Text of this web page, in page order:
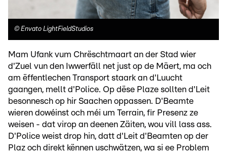
© Envato LightFieldStudios
Mam Ufank vum Chrëschtmaart an der Stad wier
d'Zuel vun den Iwwerfäll net just op de Mäert, ma och
am ëffentlechen Transport staark an d'Luucht
gaangen, mellt d'Police. Op dëse Plaze sollten d'Leit
besonnesch op hir Saachen oppassen. D'Beamte
wieren dowéinst och méi um Terrain, fir Presenz ze
weisen - dat virop an deenen Zäiten, wou vill lass ass.
D'Police weist drop hin, datt d'Leit d'Beamten op der
Plaz och direkt kënnen uschwätzen, wa si ee Problem